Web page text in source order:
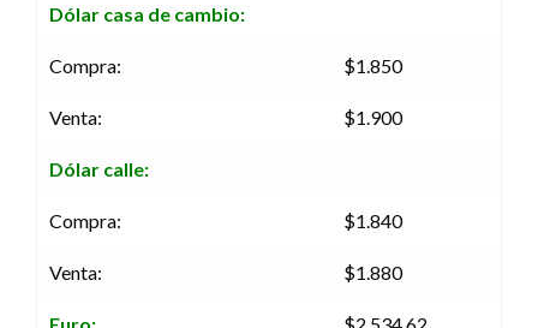
Dólar casa de cambio:
Compra: $1.850
Venta: $1.900
Dólar calle:
Compra: $1.840
Venta: $1.880